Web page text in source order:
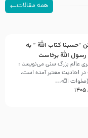
همه مقالات
“حسبنا كتاب اللّه ” به
رسول اللّه برخاست
عالم بزرگ سنی می‌نویسد :
در احادیث معتبر آمده است،
(صلوات اللّه...